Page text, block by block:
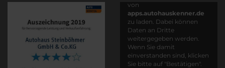
von
apps.autohauskenner.de
zu laden. Dabei können
Daten an Dritte
weitergegeben werden.
Wenn Sie damit
einverstanden sind, klicken
Sie bitte auf "Bestätigen".